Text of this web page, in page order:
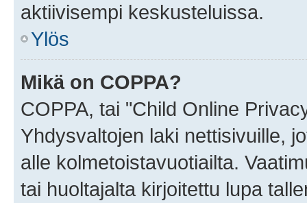
aktiivisempi keskusteluissa.
Ylös
Mikä on COPPA?
COPPA, tai "Child Online
Yhdysvaltojen laki nettisivuille,
alle kolmetoistavuotiailta.
tai huoltajalta kirjoitettu lupa